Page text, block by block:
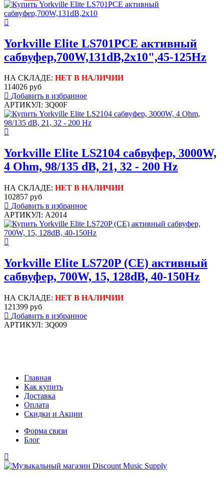
Yorkville Elite LS701PCE активный
сабвуфер,700W,131dB,2x10",45-125Hz
НА СКЛАДЕ: НЕТ В НАЛИЧИИ
114026 руб
Добавить в избранное
АРТИКУЛ: 3Q00F
Yorkville Elite LS2104 сабвуфер, 3000W,
4 Ohm, 98/135 dB, 21, 32 - 200 Hz
НА СКЛАДЕ: НЕТ В НАЛИЧИИ
102857 руб
Добавить в избранное
АРТИКУЛ: A2014
Yorkville Elite LS720P (CE) активный
сабвуфер, 700W, 15, 128dB, 40-150Hz
НА СКЛАДЕ: НЕТ В НАЛИЧИИ
121399 руб
Добавить в избранное
АРТИКУЛ: 3Q009
Главная
Как купить
Доставка
Оплата
Скидки и Акции
Форма связи
Блог